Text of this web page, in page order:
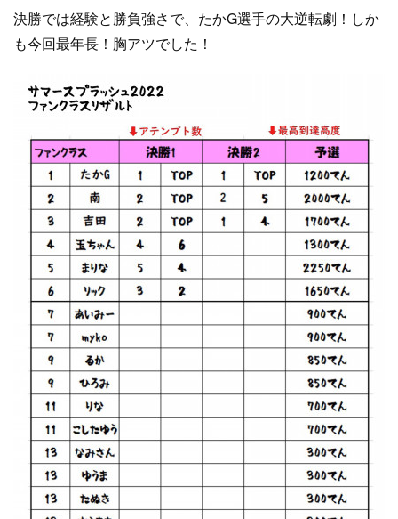
決勝では経験と勝負強さで、たかG選手の大逆転劇！しか
も今回最年長！胸アツでした！